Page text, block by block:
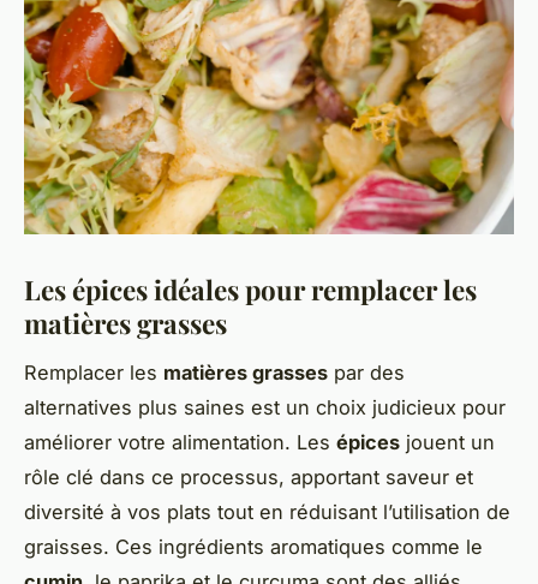
Les épices idéales pour remplacer les
matières grasses
Remplacer les matières grasses par des
alternatives plus saines est un choix judicieux pour
améliorer votre alimentation. Les épices jouent un
rôle clé dans ce processus, apportant saveur et
diversité à vos plats tout en réduisant l’utilisation de
graisses. Ces ingrédients aromatiques comme le